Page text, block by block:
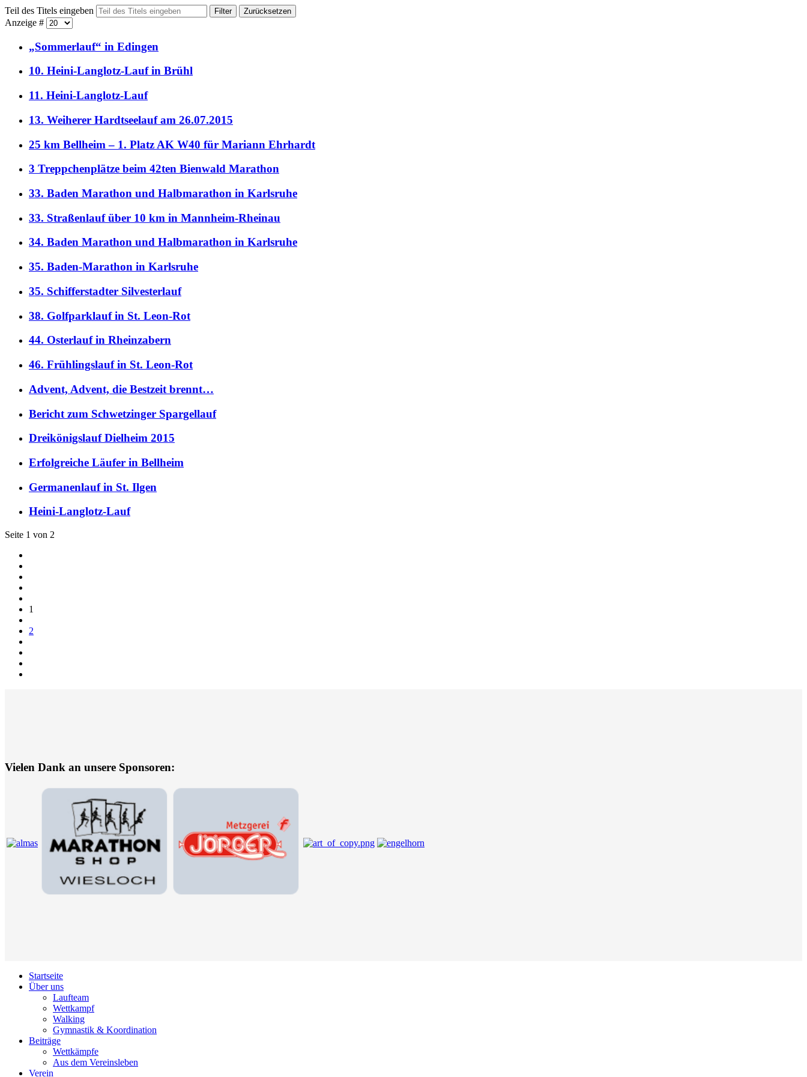
Teil des Titels eingeben Filter Zurücksetzen
Anzeige #
„Sommerlauf“ in Edingen
10. Heini-Langlotz-Lauf in Brühl
11. Heini-Langlotz-Lauf
13. Weiherer Hardtseelauf am 26.07.2015
25 km Bellheim – 1. Platz AK W40 für Mariann Ehrhardt
3 Treppchenplätze beim 42ten Bienwald Marathon
33. Baden Marathon und Halbmarathon in Karlsruhe
33. Straßenlauf über 10 km in Mannheim-Rheinau
34. Baden Marathon und Halbmarathon in Karlsruhe
35. Baden-Marathon in Karlsruhe
35. Schifferstadter Silvesterlauf
38. Golfparklauf in St. Leon-Rot
44. Osterlauf in Rheinzabern
46. Frühlingslauf in St. Leon-Rot
Advent, Advent, die Bestzeit brennt…
Bericht zum Schwetzinger Spargellauf
Dreikönigslauf Dielheim 2015
Erfolgreiche Läufer in Bellheim
Germanenlauf in St. Ilgen
Heini-Langlotz-Lauf
Seite 1 von 2
1
2
Vielen Dank an unsere Sponsoren:
Startseite
Über uns
Laufteam
Wettkampf
Walking
Gymnastik & Koordination
Beiträge
Wettkämpfe
Aus dem Vereinsleben
Verein